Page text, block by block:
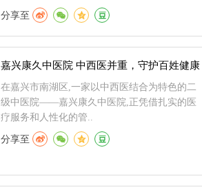
分享至
嘉兴康久中医院 中西医并重，守护百姓健康
在嘉兴市南湖区,一家以中西医结合为特色的二
级中医院——嘉兴康久中医院,正凭借扎实的医
疗服务和人性化的管..
分享至